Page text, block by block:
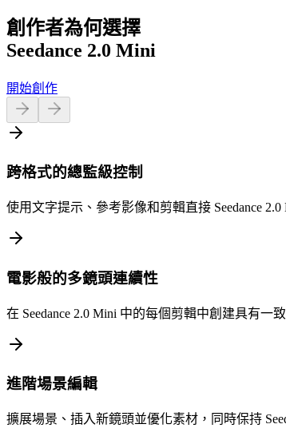
創作者為何選擇
Seedance 2.0 Mini
開始創作
跨格式的總監級控制
使用文字提示、參考影像和剪輯直接 Seedance
電影般的多鏡頭連續性
在 Seedance 2.0 Mini 中的每個剪輯中創建具有
進階場景編輯
擴展場景、插入新鏡頭並優化素材，同時保持